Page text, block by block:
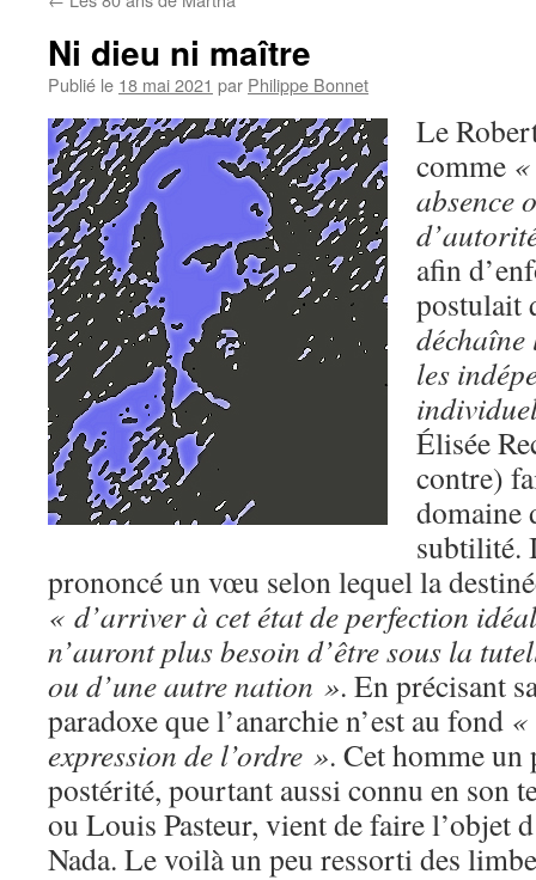
Ni dieu ni maître
Publié le 18 mai 2021 par Philippe Bonnet
Le
comme
absence
afin
postulait
déchaîne
les
Élisée
contre)
domaine
subtilité.
prononcé un vœu selon lequel la
« d’arriver à cet état de perfection
n’auront plus besoin d’être sous la
ou d’une autre nation ». En précisant
paradoxe que l’anarchie n’est au fond «
expression de l’ordre ». Cet homme
postérité, pourtant aussi connu en son
ou Louis Pasteur, vient de faire l’objet
Nada. Le voilà un peu ressorti des